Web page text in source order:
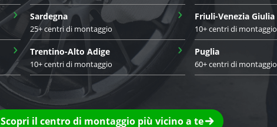
› Sardegna
25+ centri di montaggio
› Friuli-Venezia Giulia
10+ centri di montaggio
› Trentino-Alto Adige
10+ centri di montaggio
› Puglia
60+ centri di montaggio
Scopri il centro di montaggio più vicino a te